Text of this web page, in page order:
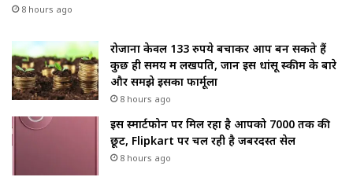
8 hours ago
रोजाना केवल 133 रुपये बचाकर आप बन सकते हैं
कुछ ही समय में लखपति, जानें इस धांसू स्कीम के बारे
और समझे इसका फार्मूला
8 hours ago
इस स्मार्टफोन पर मिल रहा है आपको ₹7000 तक की
छूट, Flipkart पर चल रही है जबरदस्त सेल
8 hours ago